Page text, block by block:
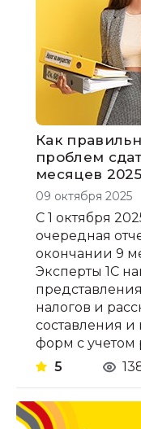
Как
проблем
месяцев
09 октября 2025
С 1 октября
очередная
окончании 9
Эксперты 1С
налогов и
составления и
форм с учетом
5